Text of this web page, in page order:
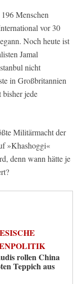
Menschen
vor 30
Noch heute ist
Jamal
nicht
in Großbritannien
jede
Militärmacht der
»Khashoggi«
denn wann hätte je
rollen China
Teppich aus